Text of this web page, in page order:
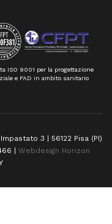
ISO 9001 per la progettazione
e FAD in ambito sanitario
3 | 56122 Pisa (PI)
| Webdesign Horizon